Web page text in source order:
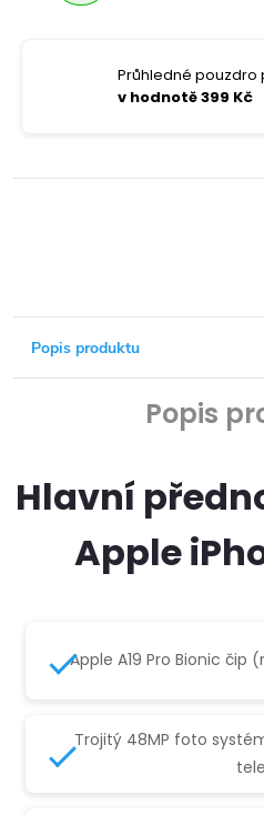
Průhledné pouzdro
v hodnotě 399 Kč
Popis produktu
Popis
Hlavní
Apple
Apple A19 Pro Bionic čip
Trojitý 48MP foto